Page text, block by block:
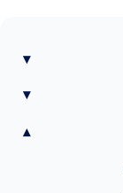
▾
▾
▾